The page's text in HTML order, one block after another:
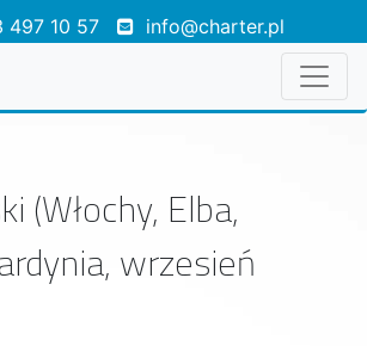
10 57 info@charter.pl
(Włochy, Elba,
wrzesień